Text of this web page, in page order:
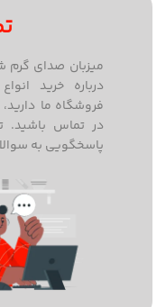
میزبان صدای گرم
درباره خرید
فروشگاه ما دارید،
در تماس باشید.
پاسخگویی به